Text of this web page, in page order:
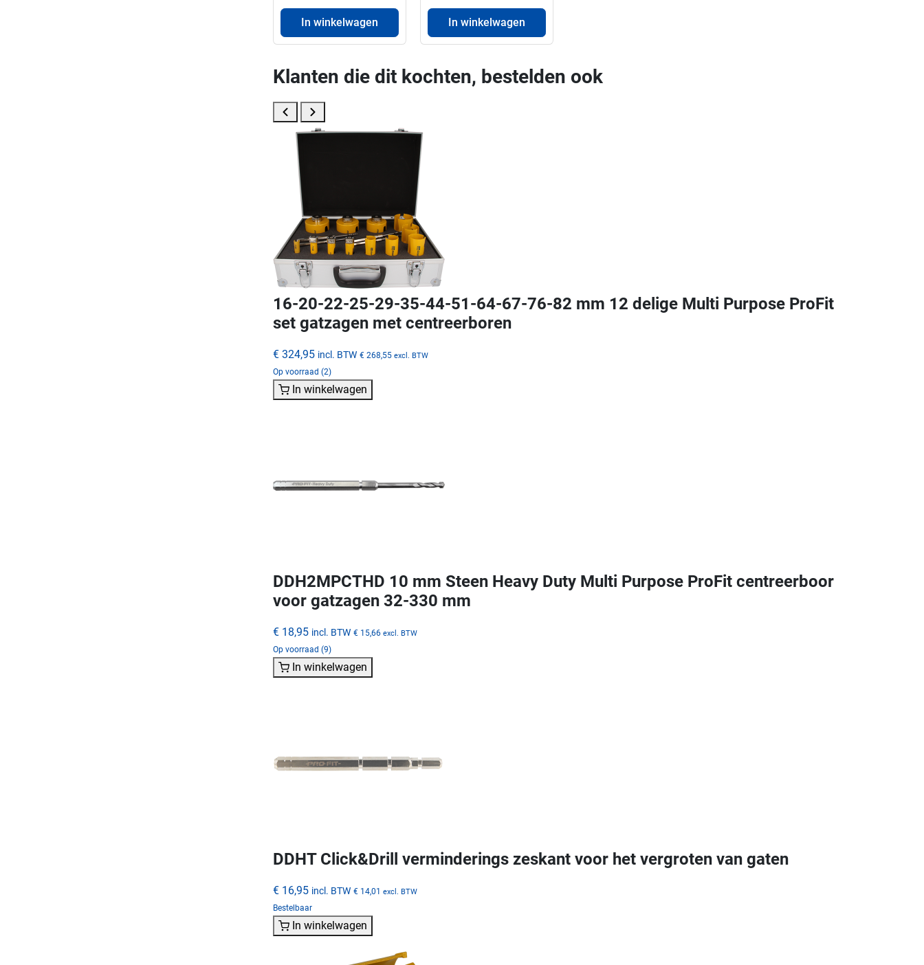
In winkelwagen In winkelwagen
Klanten die dit kochten, bestelden ook
16-20-22-25-29-35-44-51-64-67-76-82 mm 12 delige Multi Purpose ProFit
set gatzagen met centreerboren
€ 324,95 incl. BTW € 268,55 excl. BTW
Op voorraad (2)
In winkelwagen
DDH2MPCTHD 10 mm Steen Heavy Duty Multi Purpose ProFit centreerboor
voor gatzagen 32-330 mm
€ 18,95 incl. BTW € 15,66 excl. BTW
Op voorraad (9)
In winkelwagen
DDHT Click&Drill verminderings zeskant voor het vergroten van gaten
€ 16,95 incl. BTW € 14,01 excl. BTW
Bestelbaar
In winkelwagen